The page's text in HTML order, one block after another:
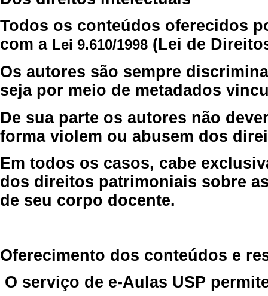
Todos os conteúdos oferecidos
com a Lei 9.610/1998 (Lei de
Os autores são sempre
seja por meio de metadados
De sua parte os autores não
forma violem ou abusem dos
Em todos os casos, cabe
dos direitos patrimoniais sobre
de seu corpo docente.
Oferecimento dos conteúdos e
O serviço de e-Aulas USP